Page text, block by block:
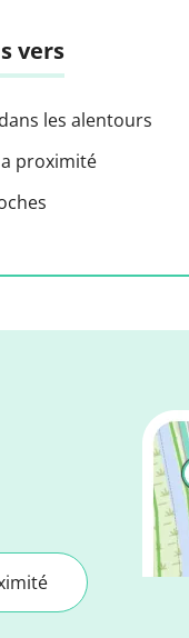
vers
les alentours
proximité